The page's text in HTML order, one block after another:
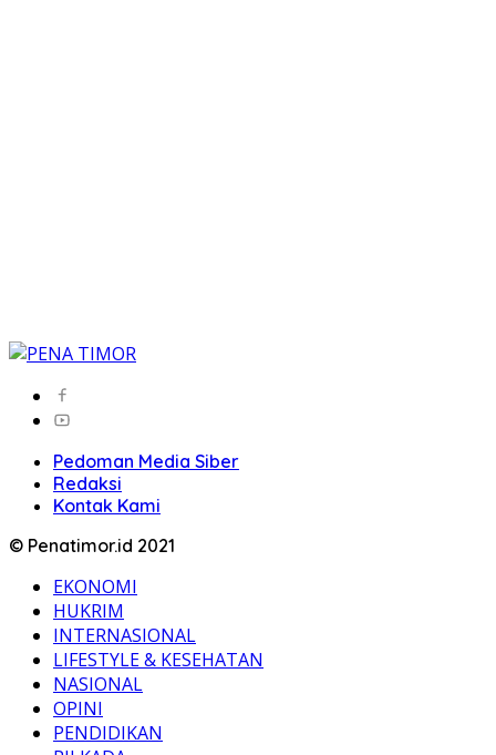
Pedoman Media Siber
Redaksi
Kontak Kami
© Penatimor.id 2021
EKONOMI
HUKRIM
INTERNASIONAL
LIFESTYLE & KESEHATAN
NASIONAL
OPINI
PENDIDIKAN